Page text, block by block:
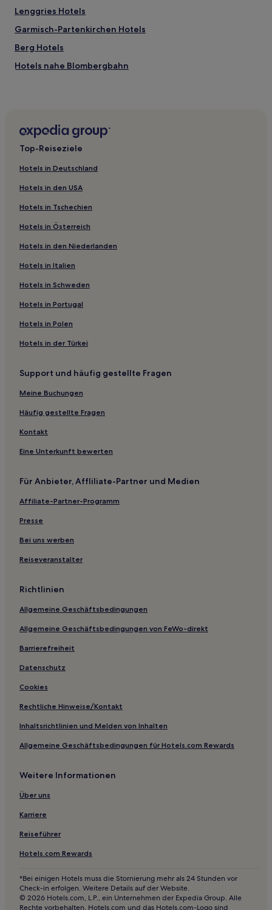
Lenggries Hotels
Garmisch-Partenkirchen Hotels
Berg Hotels
Hotels nahe Blombergbahn
Hotels nahe Buchheim Museum
Elmau Hotels
Mühldörfl Hotels
Bernried am Starnberger See Hotels
Gaißach Hotels
Mühle Hotels
München Hotels
Hotels nahe Münter-Haus
Mittenwald Hotels
Höfen Hotels
Wegscheid Hotels
Bad Tölz Hotels
Hotels nahe Bahnhof Farchant
Hotels nahe Schloss Höhenried
Landkreis Rosenheim: Hotels
Winkel Hotels
Seeshaupt Hotels
Bad Tölz-Wolfratshausen: Hotels
Hotels mit inbegriffenem Frühstück nahe Staffelsee
Haustierfreundliche nahe Staffelsee
Hotels mit Parkplatz in Bad Bayersoien
Haustierfreundliche in Lenggries
Hotels mit inbegriffenem Frühstück in Garmisch-
Partenkirchen
Hotels mit Parkplatz in Tegernsee
Familien in Mittenwald
Business in Oberammergau
Familien in Oberammergau
Haustierfreundliche in Lechbruck am See
Top-Reiseziele
Hotels in Deutschland
Hotels in den USA
Hotels in Tschechien
Hotels in Österreich
Hotels in den Niederlanden
Hotels in Italien
Hotels in Schweden
Hotels in Portugal
Hotels in Polen
Hotels in der Türkei
Support und häufig gestellte Fragen
Meine Buchungen
Häufig gestellte Fragen
Kontakt
Eine Unterkunft bewerten
Für Anbieter, Affliliate-Partner und Medien
Affiliate-Partner-Programm
Presse
Bei uns werben
Reiseveranstalter
Richtlinien
Allgemeine Geschäftsbedingungen
Allgemeine Geschäftsbedingungen von FeWo-direkt
Barrierefreiheit
Datenschutz
Cookies
Rechtliche Hinweise/Kontakt
Inhaltsrichtlinien und Melden von Inhalten
Allgemeine Geschäftsbedingungen für Hotels.com Rewards
Weitere Informationen
Über uns
Karriere
Reiseführer
Hotels.com Rewards
*Bei einigen Hotels muss die Stornierung mehr als 24 Stunden vor
Check-in erfolgen. Weitere Details auf der Website.
© 2026 Hotels.com, L.P., ein Unternehmen der Expedia Group. Alle
Rechte vorbehalten. Hotels.com und das Hotels.com-Logo sind